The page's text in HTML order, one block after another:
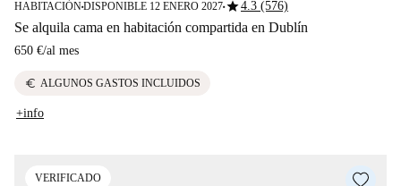
HABITACIÓN■DISPONIBLE 12 ENERO 2027■star4.3 (576)
Se alquila cama en habitación compartida en Dublín
650 €/al mes
euro ALGUNOS GASTOS INCLUIDOS
+info
VERIFICADO